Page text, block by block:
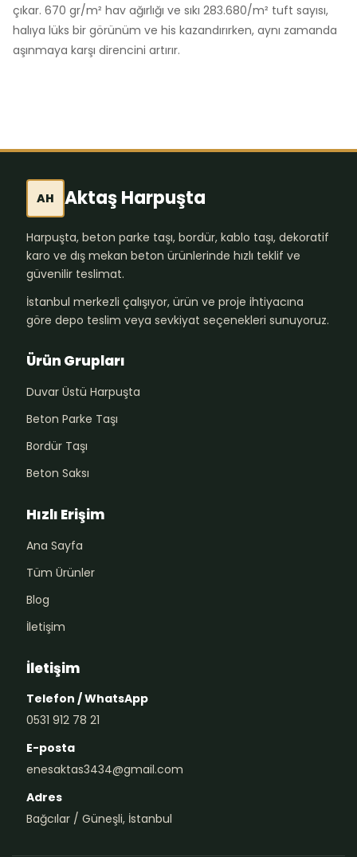
çıkar. 670 gr/m² hav ağırlığı ve sıkı 283.680/m² tuft sayısı,
halıya lüks bir görünüm ve his kazandırırken, aynı zamanda
aşınmaya karşı direncini artırır.
AH Aktaş Harpuşta
Harpuşta, beton parke taşı, bordür, kablo taşı, dekoratif
karo ve dış mekan beton ürünlerinde hızlı teklif ve
güvenilir teslimat.
İstanbul merkezli çalışıyor, ürün ve proje ihtiyacına
göre depo teslim veya sevkiyat seçenekleri sunuyoruz.
Ürün Grupları
Duvar Üstü Harpuşta
Beton Parke Taşı
Bordür Taşı
Beton Saksı
Hızlı Erişim
Ana Sayfa
Tüm Ürünler
Blog
İletişim
İletişim
Telefon / WhatsApp
0531 912 78 21
E-posta
enesaktas3434@gmail.com
Adres
Bağcılar / Güneşli, İstanbul